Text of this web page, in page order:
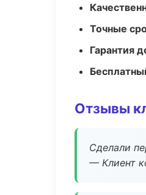
Точные
Гарантия
Отзывы
Сделали
— Клиент